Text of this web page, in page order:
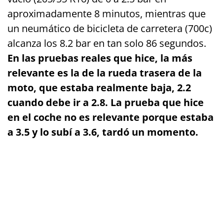
aproximadamente 8 minutos, mientras que
un neumático de bicicleta de carretera (700c)
alcanza los 8.2 bar en tan solo 86 segundos.
En las pruebas reales que hice, la más
relevante es la de la rueda trasera de la
moto, que estaba realmente baja, 2.2
cuando debe ir a 2.8. La prueba que hice
en el coche no es relevante porque estaba
a 3.5 y lo subí a 3.6, tardó un momento.